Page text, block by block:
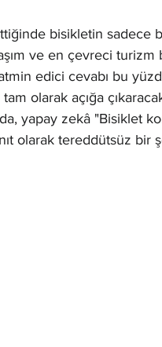
bisikletin sadece
ve en çevreci
edici cevabı bu
olarak açığa
yapay zekâ "Bisiklet
olarak tereddütsüz bir